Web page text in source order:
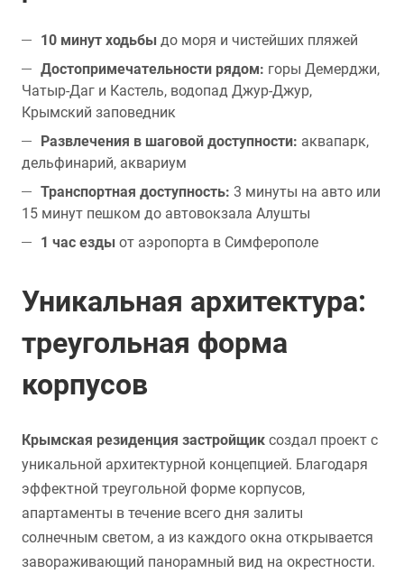
10 минут ходьбы до моря и чистейших пляжей
Достопримечательности рядом: горы Демерджи,
Чатыр-Даг и Кастель, водопад Джур-Джур,
Крымский заповедник
Развлечения в шаговой доступности: аквапарк,
дельфинарий, аквариум
Транспортная доступность: 3 минуты на авто или
15 минут пешком до автовокзала Алушты
1 час езды от аэропорта в Симферополе
Уникальная архитектура:
треугольная форма
корпусов
Крымская резиденция застройщик создал проект с
уникальной архитектурной концепцией. Благодаря
эффектной треугольной форме корпусов,
апартаменты в течение всего дня залиты
солнечным светом, а из каждого окна открывается
завораживающий панорамный вид на окрестности.